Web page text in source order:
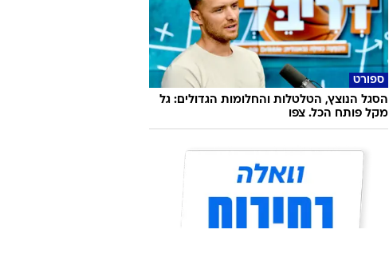
ספורט
הסגל הנוצץ, הטלטלות והחלומות הגדולים: גל
מקל פותח הכל. צפו